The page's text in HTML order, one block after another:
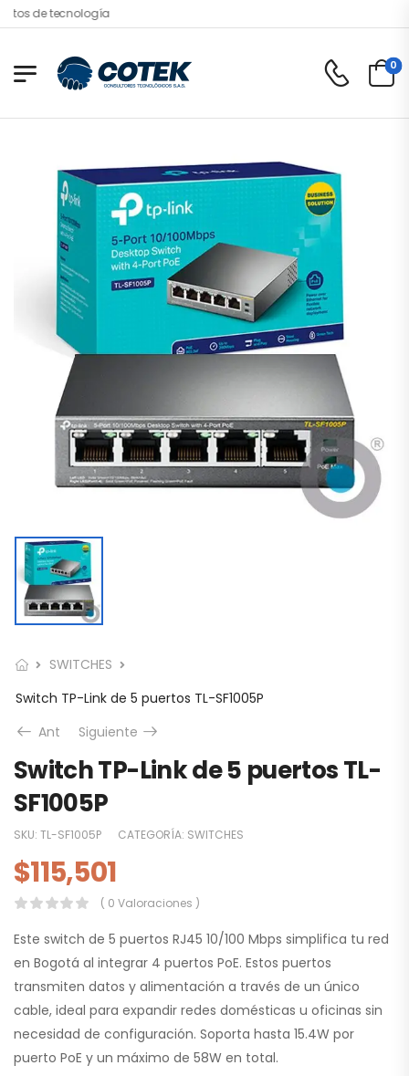
de tecnología
0
SWITCHES
Switch TP-Link de 5 puertos TL-SF1005P
Ant
Siguiente
Switch TP-Link de 5 puertos TL-
SF1005P
SKU: TL-SF1005P CATEGORÍA: SWITCHES
$115,501
( 0 Valoraciones )
Este switch de 5 puertos RJ45 10/100 Mbps simplifica tu red
en Bogotá al integrar 4 puertos PoE. Estos puertos
transmiten datos y alimentación a través de un único
cable, ideal para expandir redes domésticas u oficinas sin
necesidad de configuración. Soporta hasta 15.4W por
puerto PoE y un máximo de 58W en total.